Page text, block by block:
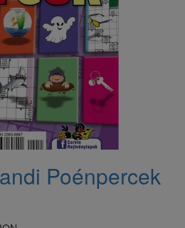
Poénpercek